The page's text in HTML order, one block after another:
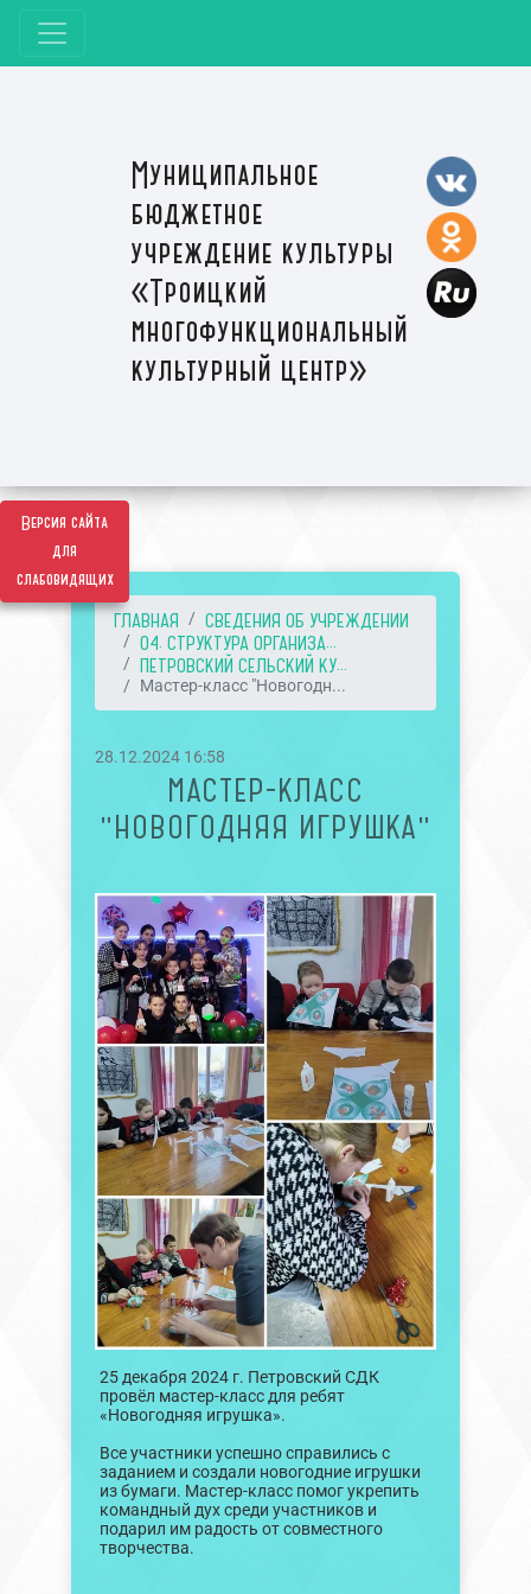
Версия сайта
для
слабовидящих
Муниципальное
бюджетное
учреждение культуры
«Троицкий
многофункциональный
культурный центр»
ГЛАВНАЯ
СВЕДЕНИЯ ОБ УЧРЕЖДЕНИИ
04. СТРУКТУРА ОРГАНИЗА...
ПЕТРОВСКИЙ СЕЛЬСКИЙ КУ...
Мастер-класс "Новогодн...
28.12.2024 16:58
МАСТЕР-КЛАСС
"НОВОГОДНЯЯ ИГРУШКА"
25 декабря 2024 г. Петровский СДК
провёл мастер-класс для ребят
«Новогодняя игрушка».
Все участники успешно справились с
заданием и создали новогодние игрушки
из бумаги. Мастер-класс помог укрепить
командный дух среди участников и
подарил им радость от совместного
творчества.